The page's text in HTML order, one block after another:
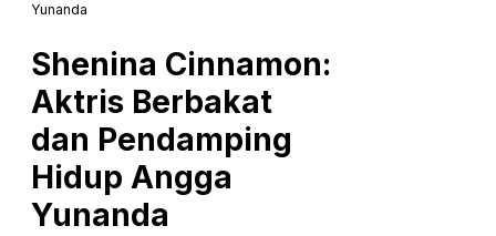
Yunanda
Shenina Cinnamon:
Aktris Berbakat
dan Pendamping
Hidup Angga
Yunanda